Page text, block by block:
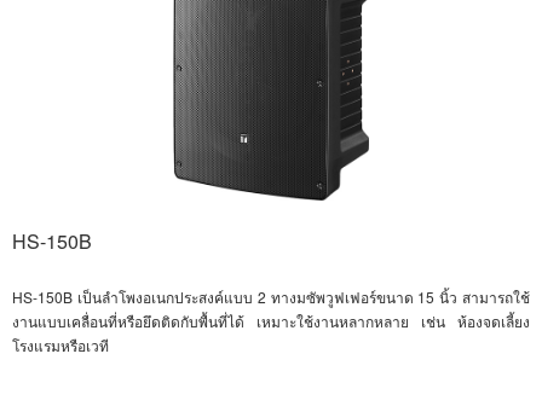
HS-150B
HS-150B เป็นลำโพงอเนกประสงค์แบบ 2 ทางมซัพวูฟเฟอร์ขนาด 15 นิ้ว สามารถใช้
งานแบบเคลื่อนที่หรือยึดติดกับพื้นที่ได้ เหมาะใช้งานหลากหลาย เช่น ห้องจดเลี้ยง
โรงแรมหรือเวที